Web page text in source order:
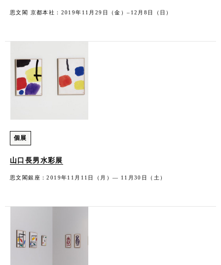
思文閣 京都本社：2019年11月29日（金）–12月8日（日）
個展
山口長男水彩展
思文閣銀座：2019年11月11日（月）― 11月30日（土）